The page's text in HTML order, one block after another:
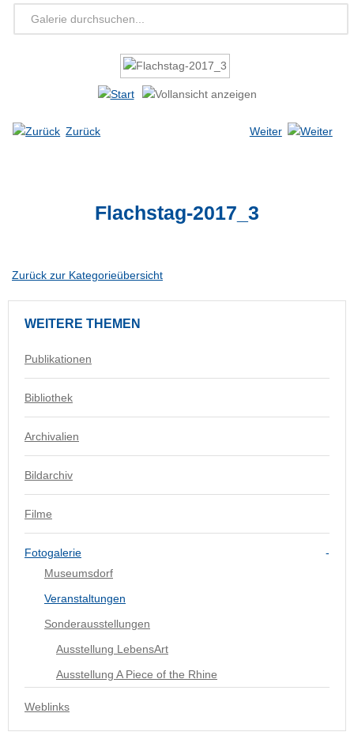
Zurück Weiter
Flachstag-2017_3
Zurück zur Kategorieübersicht
WEITERE THEMEN
Publikationen
Bibliothek
Archivalien
Bildarchiv
Filme
Fotogalerie
Museumsdorf
Veranstaltungen
Sonderausstellungen
Ausstellung LebensArt
Ausstellung A Piece of the Rhine
Weblinks